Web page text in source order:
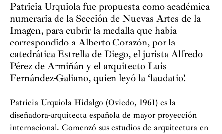
Patricia Urquiola fue propuesta como académica
numeraria de la Sección de Nuevas Artes de la
Imagen, para cubrir la medalla que había
correspondido a Alberto Corazón, por la
catedrática Estrella de Diego, el jurista Alfredo
Pérez de Armiñán y el arquitecto Luis
Fernández-Galiano, quien leyó la ‘laudatio’.
Patricia Urquiola Hidalgo (Oviedo, 1961) es la
diseñadora-arquitecta española de mayor proyección
internacional. Comenzó sus estudios de arquitectura en